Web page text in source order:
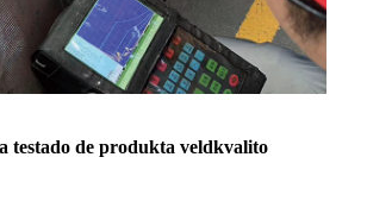
testado de produkta veldkvalito